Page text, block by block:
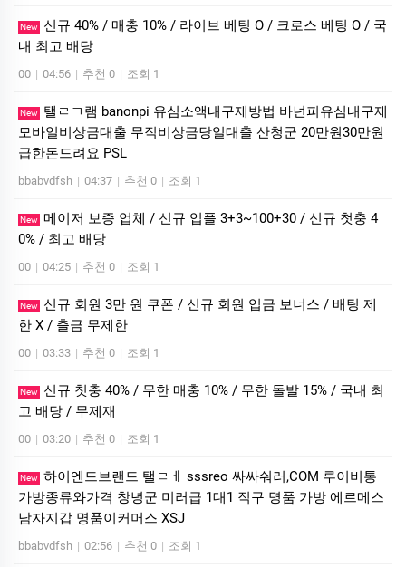
New
신규 40% / 매충 10% / 라이브 베팅 O / 크로스 베팅 O / 국
내 최고 배당
00 | 04:56 | 추천 0 | 조회 1
New
탤ㄹㄱ램 banonpi 유심소액내구제방법 바넌피유심내구제
모바일비상금대출 무직비상금당일대출 산청군 20만원30만원
급한돈드려요 PSL
bbabvdfsh | 04:37 | 추천 0 | 조회 1
New 메이저 보증 업체 / 신규 입플 3+3~100+30 / 신규 첫충 4
0% / 최고 배당
00 | 04:25 | 추천 0 | 조회 1
New
신규 회원 3만 원 쿠폰 / 신규 회원 입금 보너스 / 배팅 제
한 X / 출금 무제한
00 | 03:33 | 추천 0 | 조회 1
New
신규 첫충 40% / 무한 매충 10% / 무한 돌발 15% / 국내 최
고 배당 / 무제재
00 | 03:20 | 추천 0 | 조회 1
New 하이엔드브랜드 탤ㄹㅔ sssreo 싸싸숴러,COM 루이비통
가방종류와가격 창녕군 미러급 1대1 직구 명품 가방 에르메스
남자지갑 명품이커머스 XSJ
bbabvdfsh | 02:56 | 추천 0 | 조회 1